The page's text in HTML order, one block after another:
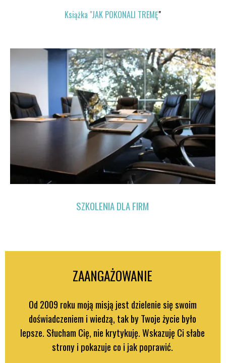
Książka "JAK POKONALI TREMĘ"
SZKOLENIA DLA FIRM
ZAANGAŻOWANIE
Od 2009 roku moją misją jest dzielenie się swoim
doświadczeniem i wiedzą, tak by Twoje życie było
lepsze. Słucham Cię, nie krytykuję. Wskazuję Ci słabe
strony i pokazuje co i jak poprawić.